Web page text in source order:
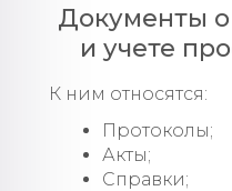
Документы
и учете
К ним относятся:
Протоколы;
Акты;
Справки;